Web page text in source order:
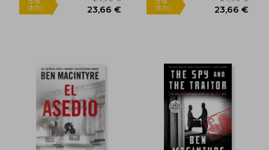
dcto. 23,66 €
5%
dcto.